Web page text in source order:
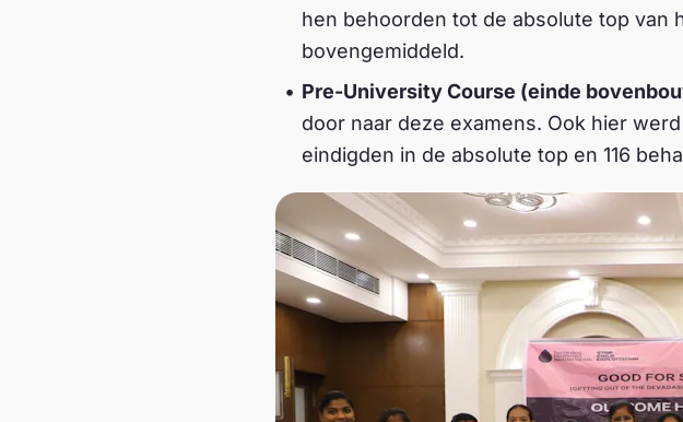
hen behoorden tot de absolute top van
bovengemiddeld.
Pre-University Course (einde
door naar deze examens. Ook hier
eindigden in de absolute top en 116